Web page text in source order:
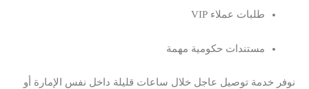
طلبات عملاء VIP
مستندات حكومية مهمة
نوفر خدمة توصيل عاجل خلال ساعات قليلة داخل نفس الإمارة أو